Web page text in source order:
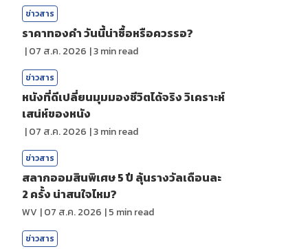
ข่าวสาร
ราคาทองคํา วันนี้น่าซื้อหรือควรรอ?
|07 ส.ค. 2026 |3min read
ข่าวสาร
หนังที่ดีเปลี่ยนมุมมองชีวิตได้จริง วิเคราะห์
เสน่ห์ของหนัง
|07 ส.ค. 2026 |3min read
ข่าวสาร
สลากออมสินพิเศษ 5 ปี ลุ้นรางวัลเดือนละ
2 ครั้ง น่าสนใจไหม?
WV |07 ส.ค. 2026 |5 min read
ข่าวสาร